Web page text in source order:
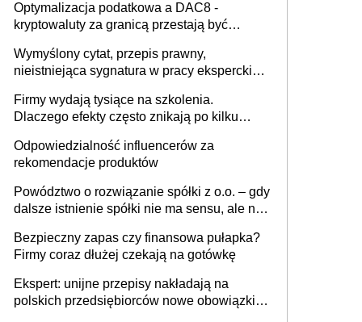
Optymalizacja podatkowa a DAC8 -
kryptowaluty za granicą przestają być
Wymyślony cytat, przepis prawny,
nieistniejąca sygnatura w pracy eksperckiej -
firmie
Firmy wydają tysiące na szkolenia.
Dlaczego efekty często znikają po kilku
Odpowiedzialność influencerów za
rekomendacje produktów
Powództwo o rozwiązanie spółki z o.o. – gdy
dalsze istnienie spółki nie ma sensu, ale nie
Bezpieczny zapas czy finansowa pułapka?
Firmy coraz dłużej czekają na gotówkę
Ekspert: unijne przepisy nakładają na
polskich przedsiębiorców nowe obowiązki w